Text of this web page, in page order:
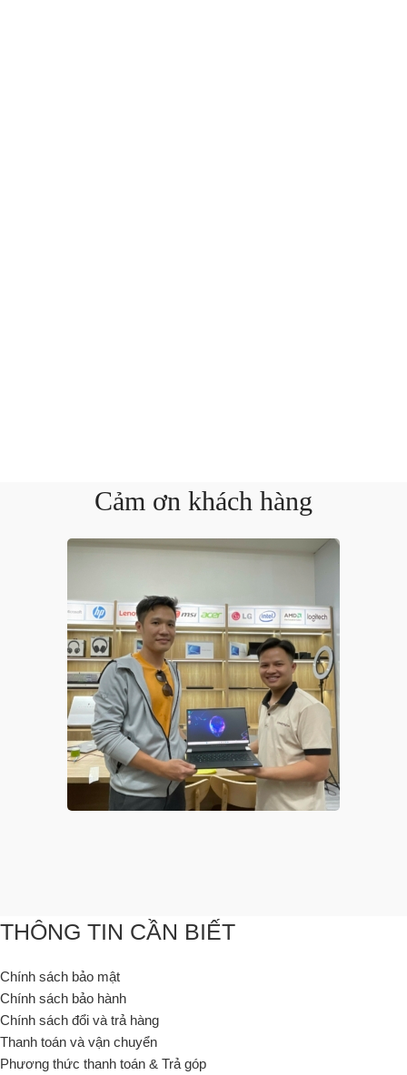
Cảm ơn khách hàng
THÔNG TIN CẦN BIẾT
Chính sách bảo mật
Chính sách bảo hành
Chính sách đổi và trả hàng
Thanh toán và vận chuyển
Phương thức thanh toán & Trả góp